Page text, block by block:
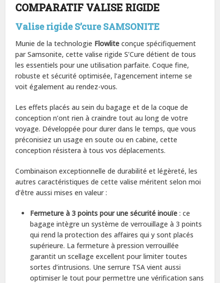
COMPARATIF VALISE RIGIDE
Valise rigide S’cure SAMSONITE
Munie de la technologie Flowlite conçue spécifiquement
par Samsonite, cette valise rigide S’Cure détient de tous
les essentiels pour une utilisation parfaite. Coque fine,
robuste et sécurité optimisée, l’agencement interne se
voit également au rendez-vous.
Les effets placés au sein du bagage et de la coque de
conception n’ont rien à craindre tout au long de votre
voyage. Développée pour durer dans le temps, que vous
préconisiez un usage en soute ou en cabine, cette
conception résistera à tous vos déplacements.
Combinaison exceptionnelle de durabilité et légèreté, les
autres caractéristiques de cette valise méritent selon moi
d’être aussi mises en valeur :
Fermeture à 3 points pour une sécurité inouïe : ce
bagage intègre un système de verrouillage à 3 points
qui rend la protection des affaires qui y sont placés
supérieure. La fermeture à pression verrouillée
garantit un scellage excellent pour limiter toutes
sortes d’intrusions. Une serrure TSA vient aussi
optimiser le tout pour permettre une vérification sans